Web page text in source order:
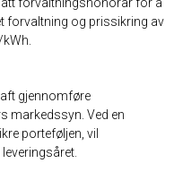
forvaltningshonorar for å
forvaltning og prissikring av
gjennomføre
markedssyn. Ved en
porteføljen, vil